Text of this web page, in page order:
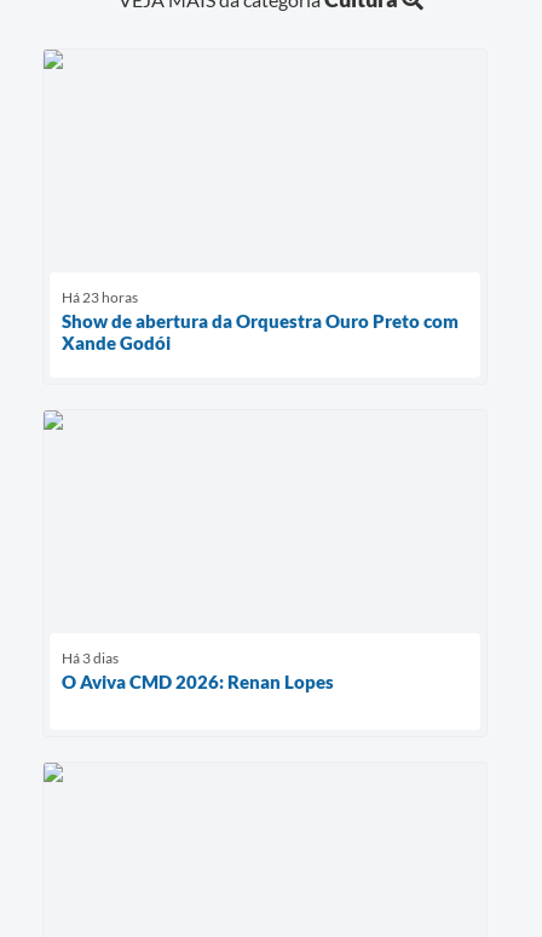
Há 23 horas
Show de abertura da Orquestra Ouro Preto com
Xande Godói
Há 3 dias
O Aviva CMD 2026: Renan Lopes